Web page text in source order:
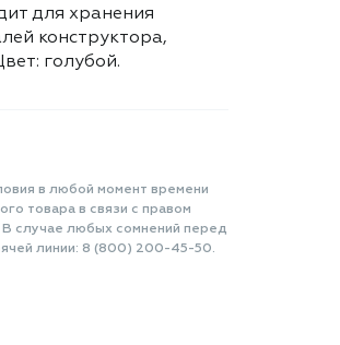
для хранения
конструктора,
голубой.
в любой момент времени
товара в связи с правом
случае любых сомнений перед
линии: 8 (800) 200-45-50.